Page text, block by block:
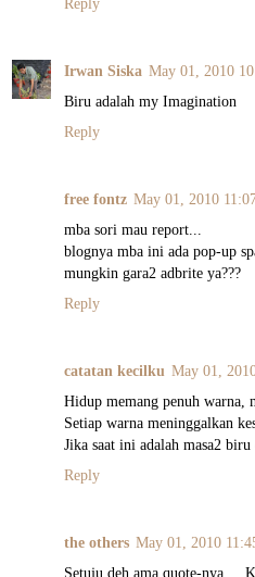
Irwan Siska May 01, 2010
Biru adalah my Imagination
Reply
free fontz May 01, 2010
mba sori mau report...
blognya mba ini ada pop-up
mungkin gara2 adbrite ya???
Reply
catatan kecilku May 01,
Hidup memang penuh warna,
Setiap warna meninggalkan
Jika saat ini adalah masa2
Reply
the others May 01, 2010
Setuju deh ama quote-nya....